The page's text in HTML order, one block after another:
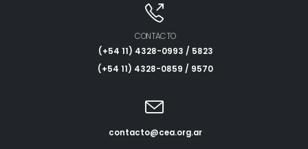
CONTACTO
(+54 11) 4328-0993 / 5823
(+54 11) 4328-0859 / 9570
contacto@cea.org.ar